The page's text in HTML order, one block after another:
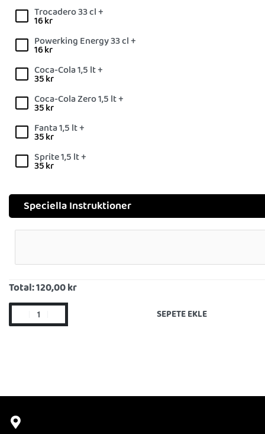
Trocadero 33 cl +
16kr
Powerking Energy 33 cl +
16kr
Coca-Cola 1,5 lt +
35kr
Coca-Cola Zero 1,5 lt +
35kr
Fanta 1,5 lt +
35kr
Sprite 1,5 lt +
35kr
Speciella Instruktioner
Total:120,00 kr
SEPETE EKLE